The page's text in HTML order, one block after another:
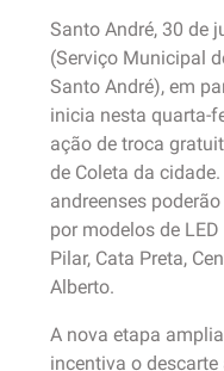
Santo André, 30 de
(Serviço Municipal
Santo André), em
inicia nesta quarta-
ação de troca
de Coleta da
andreenses
por modelos de
Pilar, Cata Preta,
Alberto.
A nova etapa
incentiva o